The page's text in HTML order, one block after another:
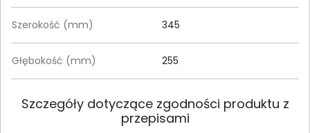
Szerokość (mm) 345
Głębokość (mm) 255
Szczegóły dotyczące zgodności produktu z
przepisami